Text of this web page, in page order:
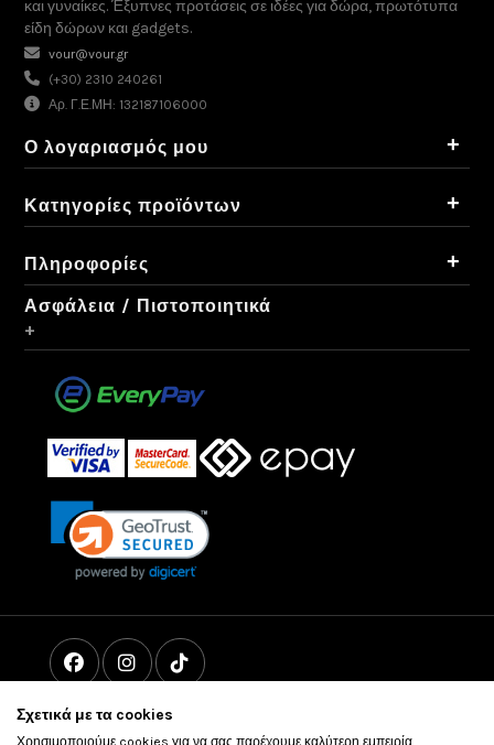
και γυναίκες. Έξυπνες προτάσεις σε ιδέες για δώρα, πρωτότυπα
είδη δώρων και gadgets.
vour@vour.gr
(+30) 2310 240261
Αρ. Γ.Ε.ΜΗ: 132187106000
Ο λογαριασμός μου +
Κατηγορίες προϊόντων +
Πληροφορίες +
Ασφάλεια / Πιστοποιητικά
+
Σχετικά με τα cookies
Χρησιμοποιούμε cookies για να σας παρέχουμε καλύτερη εμπειρία